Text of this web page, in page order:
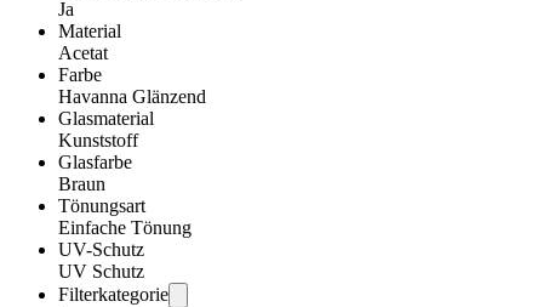
Ja
Material
Acetat
Farbe
Havanna Glänzend
Glasmaterial
Kunststoff
Glasfarbe
Braun
Tönungsart
Einfache Tönung
UV-Schutz
UV Schutz
Filterkategorie